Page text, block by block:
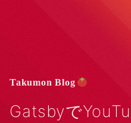
Takumon Blog
Gatsbyで